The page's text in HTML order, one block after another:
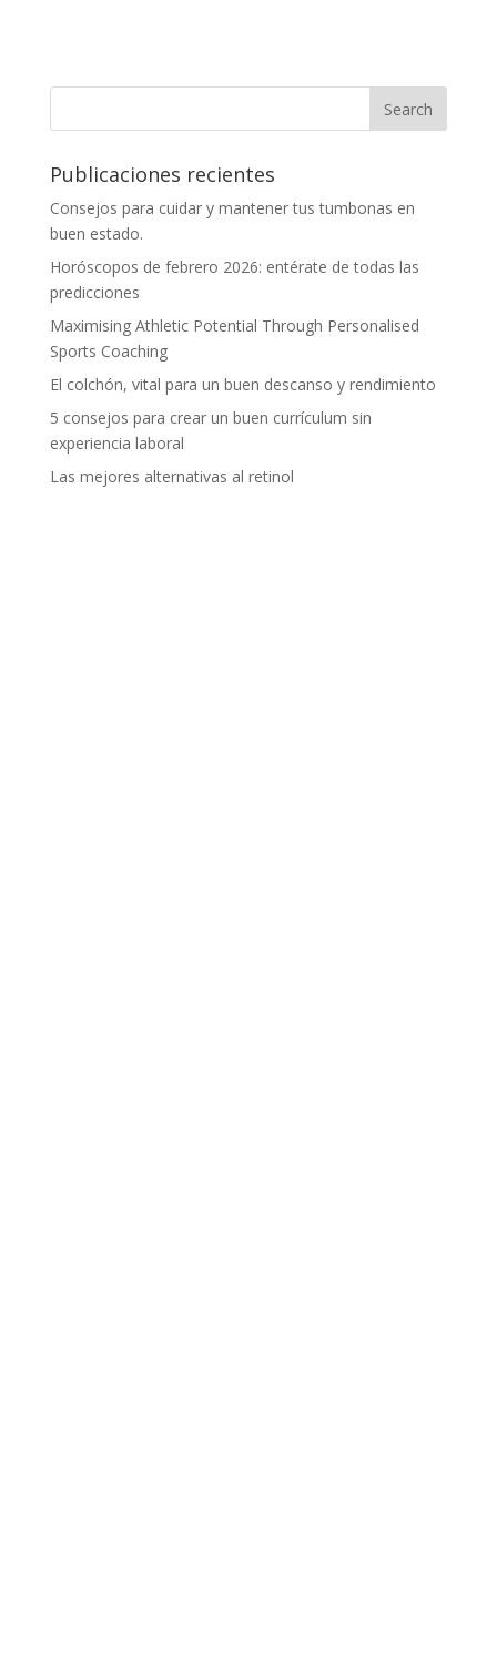
Publicaciones recientes
Consejos para cuidar y mantener tus tumbonas en
buen estado.
Horóscopos de febrero 2026: entérate de todas las
predicciones
Maximising Athletic Potential Through Personalised
Sports Coaching
El colchón, vital para un buen descanso y rendimiento
5 consejos para crear un buen currículum sin
experiencia laboral
Las mejores alternativas al retinol